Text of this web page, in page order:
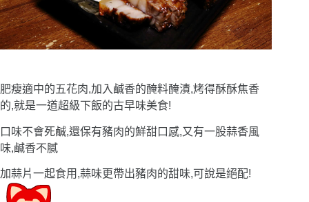
肥瘦適中的五花肉,加入鹹香的醃料醃漬,烤得酥酥焦香
的,就是一道超級下飯的古早味美食!
口味不會死鹹,還保有豬肉的鮮甜口感,又有一股蒜香風
味,鹹香不膩
加蒜片一起食用,蒜味更帶出豬肉的甜味,可說是絕配!